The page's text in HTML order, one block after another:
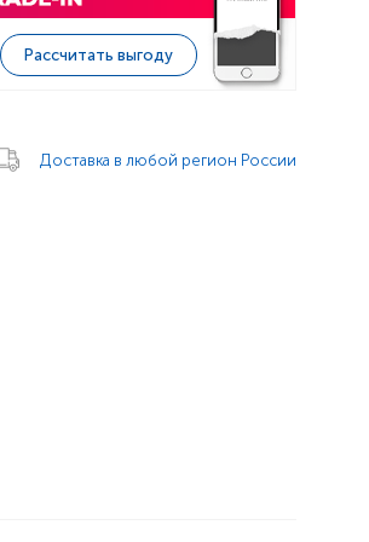
Рассчитать выгоду
Доставка в любой регион России